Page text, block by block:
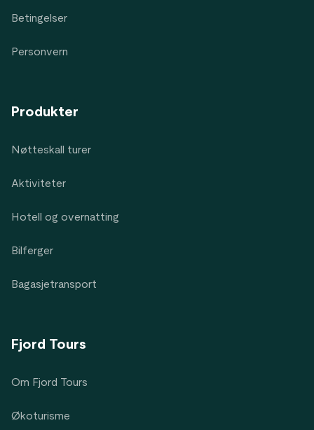
Betingelser
Personvern
Produkter
Nøtteskall turer
Aktiviteter
Hotell og overnatting
Bilferger
Bagasjetransport
Fjord Tours
Om Fjord Tours
Økoturisme